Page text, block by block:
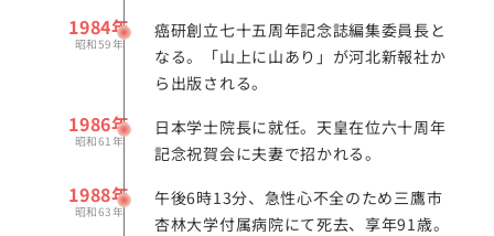
1984年
昭和59年
癌研創立七十五周年記念誌編集委員長と
なる。「山上に山あり」が河北新報社か
ら出版される。
1986年
昭和61年
日本学士院長に就任。天皇在位六十周年
記念祝賀会に夫妻で招かれる。
1988年
昭和63年
午後6時13分、急性心不全のため三鷹市
杏林大学付属病院にて死去、享年91歳。